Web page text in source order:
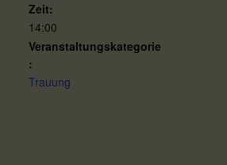
Zeit:
14:00
Veranstaltungskategorie
:
Trauung